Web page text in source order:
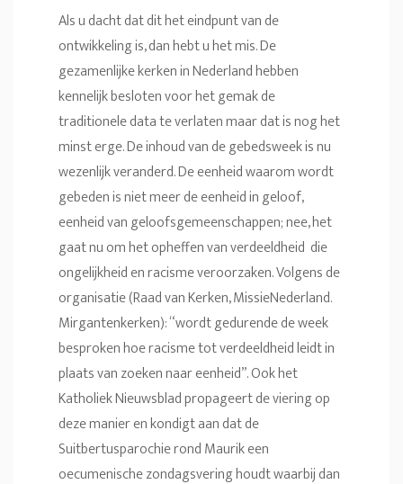
Als u dacht dat dit het eindpunt van de
ontwikkeling is, dan hebt u het mis. De
gezamenlijke kerken in Nederland hebben
kennelijk besloten voor het gemak de
traditionele data te verlaten maar dat is nog het
minst erge. De inhoud van de gebedsweek is nu
wezenlijk veranderd. De eenheid waarom wordt
gebeden is niet meer de eenheid in geloof,
eenheid van geloofsgemeenschappen; nee, het
gaat nu om het opheffen van verdeeldheid die
ongelijkheid en racisme veroorzaken. Volgens de
organisatie (Raad van Kerken, MissieNederland.
Mirgantenkerken): “wordt gedurende de week
besproken hoe racisme tot verdeeldheid leidt in
plaats van zoeken naar eenheid”. Ook het
Katholiek Nieuwsblad propageert de viering op
deze manier en kondigt aan dat de
Suitbertusparochie rond Maurik een
oecumenische zondagsvering houdt waarbij dan